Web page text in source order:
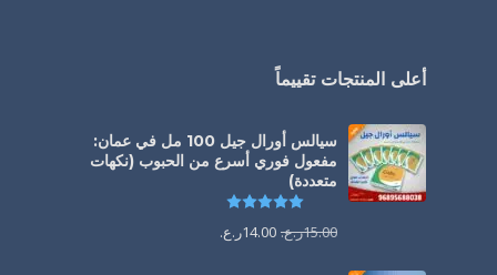
أعلى المنتجات تقييماً
سيالس أورال جيل 100 مل في عمان:
مفعول فوري أسرع من الحبوب (نكهات
متعددة)
15.00ر.ع. 14.00ر.ع.